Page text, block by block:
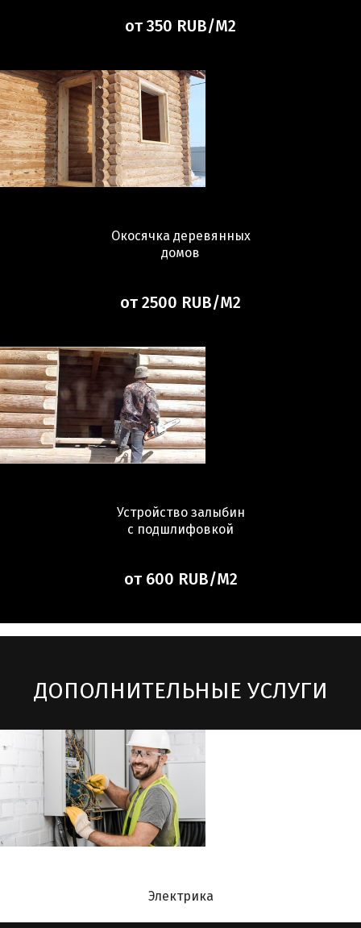
от 350 RUB/М2
Окосячка деревянных
домов
от 2500 RUB/М2
Устройство залыбин
с подшлифовкой
от 600 RUB/М2
ДОПОЛНИТЕЛЬНЫЕ УСЛУГИ
Электрика